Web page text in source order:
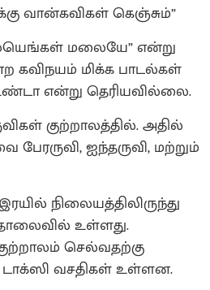
வான்கவிகள் கெஞ்சும்”
மலையே” என்று
கவிநயம் மிக்க பாடல்கள்
என்று தெரியவில்லை.
குற்றாலத்தில். அதில்
பேரருவி, ஐந்தருவி, மற்றும்
நிலையத்திலிருந்து
உள்ளது.
செல்வதற்கு
வசதிகள் உள்ளன.